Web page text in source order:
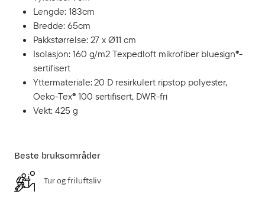
Lengde: 183cm
Bredde: 65cm
Pakkstørrelse: 27 x Ø11 cm
Isolasjon: 160 g/m2 Texpedloft mikrofiber bluesign®-
sertifisert
Yttermateriale: 20 D resirkulert ripstop polyester,
Oeko-Tex® 100 sertifisert, DWR-fri
Vekt: 425 g
Beste bruksområder
Tur og friluftsliv